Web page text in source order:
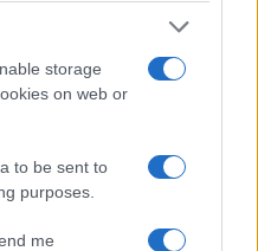
storage
on web or
to be sent to
purposes.
me
γλέντι – Κάντε την
9 Αυγούστου 2026, 1:59 μμ